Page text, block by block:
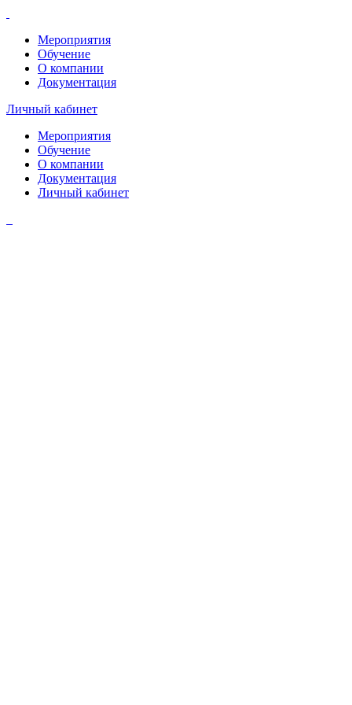
Мероприятия
Обучение
О компании
Документация
Личный кабинет
Мероприятия
Обучение
О компании
Документация
Личный кабинет